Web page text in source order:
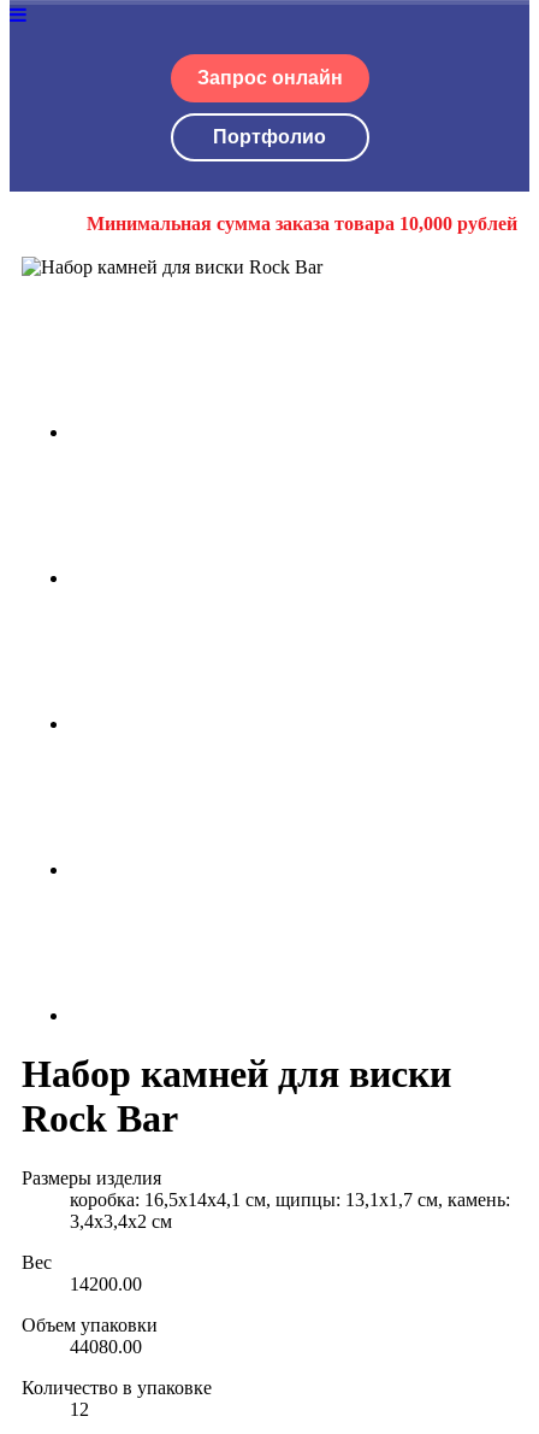
Запрос онлайн
Портфолио
Минимальная сумма заказа товара 10,000 рублей
Набор камней для виски
Rock Bar
Размеры изделия
коробка: 16,5х14х4,1 см, щипцы: 13,1х1,7 см, камень:
3,4х3,4х2 см
Вес
14200.00
Объем упаковки
44080.00
Количество в упаковке
12